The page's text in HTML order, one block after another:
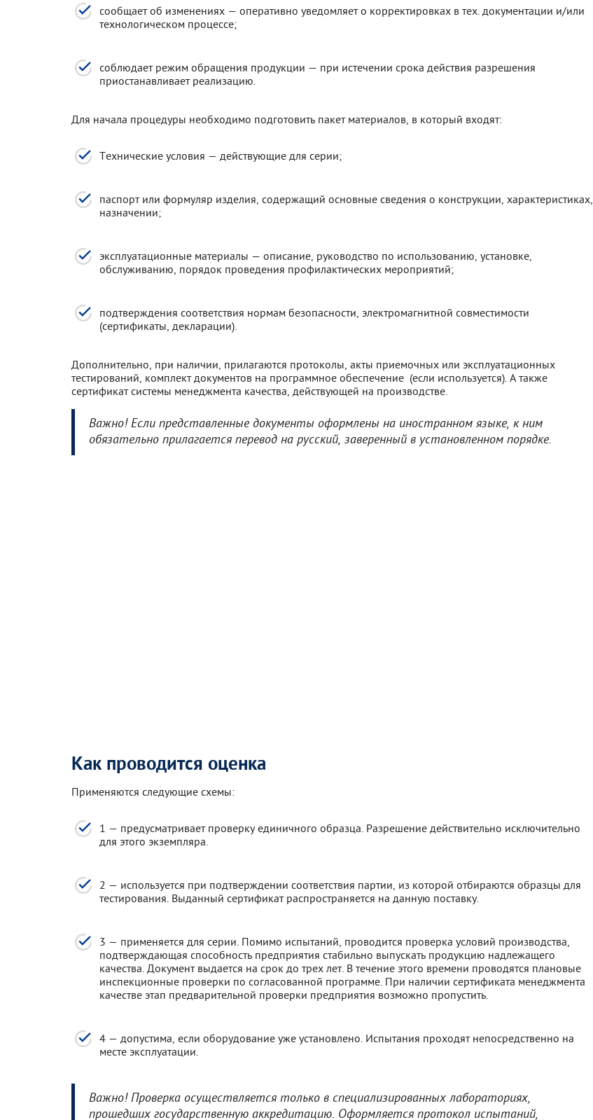
сообщает об изменениях — оперативно уведомляет о корректировках в тех. документации и/или
технологическом процессе;
соблюдает режим обращения продукции — при истечении срока действия разрешения
приостанавливает реализацию.
Для начала процедуры необходимо подготовить пакет материалов, в который входят:
Технические условия — действующие для серии;
паспорт или формуляр изделия, содержащий основные сведения о конструкции, характеристиках,
назначении;
эксплуатационные материалы — описание, руководство по использованию, установке,
обслуживанию, порядок проведения профилактических мероприятий;
подтверждения соответствия нормам безопасности, электромагнитной совместимости
(сертификаты, декларации).
Дополнительно, при наличии, прилагаются протоколы, акты приемочных или эксплуатационных
тестирований, комплект документов на программное обеспечение (если используется). А также
сертификат системы менеджмента качества, действующей на производстве.
Важно! Если представленные документы оформлены на иностранном языке, к ним
обязательно прилагается перевод на русский, заверенный в установленном порядке.
Как проводится оценка
Применяются следующие схемы:
1 — предусматривает проверку единичного образца. Разрешение действительно исключительно
для этого экземпляра.
2 — используется при подтверждении соответствия партии, из которой отбираются образцы для
тестирования. Выданный сертификат распространяется на данную поставку.
3 — применяется для серии. Помимо испытаний, проводится проверка условий производства,
подтверждающая способность предприятия стабильно выпускать продукцию надлежащего
качества. Документ выдается на срок до трех лет. В течение этого времени проводятся плановые
инспекционные проверки по согласованной программе. При наличии сертификата менеджмента
качестве этап предварительной проверки предприятия возможно пропустить.
4 — допустима, если оборудование уже установлено. Испытания проходят непосредственно на
месте эксплуатации.
Важно! Проверка осуществляется только в специализированных лабораториях,
прошедших государственную аккредитацию. Оформляется протокол испытаний,